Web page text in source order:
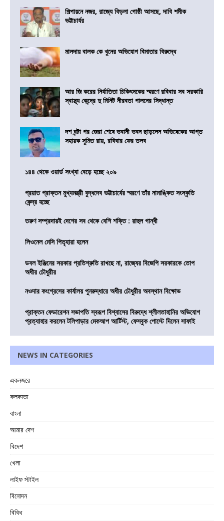
শিল্পায়নে নজর, রাজ্যে বিড়লা গোষ্ঠী আসছে, দাবি শমীক
ভট্টাচার্যর
মালদায় বালক কে খুনের অভিযোগ বিমাতার বিরুদ্ধে
আর জি করের নির্যাতিতা চিকিৎসকের স্মরণে রবিবার সব সরকারি
স্বাস্থ্য কেন্দ্রে দু মিনিট নীরবতা পালনের সিদ্ধান্ত
দশ ঘন্টা পর জেরা শেষে ভবানী ভবন ছাড়লেন অভিষেকের আপ্ত
সহায়ক সুমিত রায়, রবিবার ফের তলব
১৪৪ থেকে ওয়ার্ড সংখ্যা বেড়ে হচ্ছে ২০৯
প্রয়াত প্রাক্তন মুখ্যমন্ত্রী বুদ্ধদেব ভট্টাচার্যের স্মরণে তাঁর নামাঙ্কিত সংস্কৃতি
কেন্দ্র হচ্ছে
তরুণ সম্প্রদায়ই দেশের সব থেকে বেশি শক্তি : রাহুল গান্ধী
লিওনেল মেসি পিতৃহারা হলেন
ডবল ইঞ্জিনের সরকার প্রতিশ্রুতি রাখছে না, রাজ্যের বিজেপি সরকারকে তোপ
অধীর চৌধুরীর
নওদার কংগ্রেসের কার্যালয় পুনরুদ্ধারে অধীর চৌধুরীর অবস্থান বিক্ষোভ
প্রাক্তন ফেডারেশন সভাপতি স্বরূপ বিশ্বাসের বিরুদ্ধে শ্লীলতাহানির অভিযোগ
প্রত্যাহার করলেন টলিপাড়ার মেকআপ আর্টিস্ট, ফেসবুক পোস্টে দিলেন সাফাই
NEWS IN CATEGORIES
একনজরে
কলকাতা
বাংলা
আমার দেশ
বিদেশ
খেলা
লাইফ স্টাইল
বিনোদন
বিবিধ